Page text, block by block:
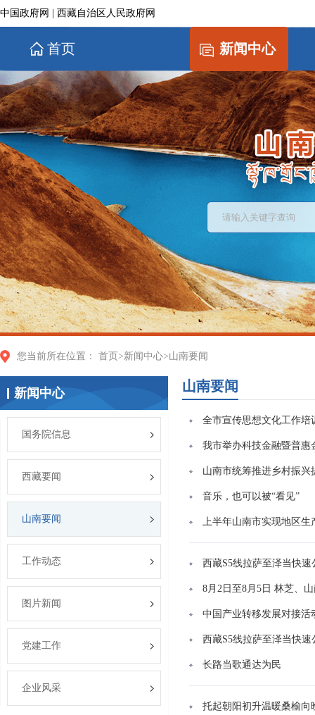
中国政府网 西藏自治区人民政府网
首页 新闻中心
您当前所在位置： 首页 >新闻中心>山南要闻
新闻中心
国务院信息
西藏要闻
山南要闻
工作动态
图片新闻
党建工作
企业风采
山南要闻
全市宣传思想文化工作培
我市举办科技金融暨普惠
山南市统筹推进乡村振兴
音乐，也可以被“看见”
上半年山南市实现地区生
西藏S5线拉萨至泽当快
8月2日至8月5日 林芝、
中国产业转移发展对接活
西藏S5线拉萨至泽当快
长路当歌通达为民
托起朝阳初升温暖桑榆向